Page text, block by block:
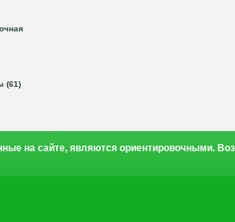
(61)
на сайте, являются ориентировочными.